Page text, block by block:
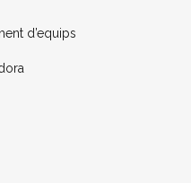
d’equips